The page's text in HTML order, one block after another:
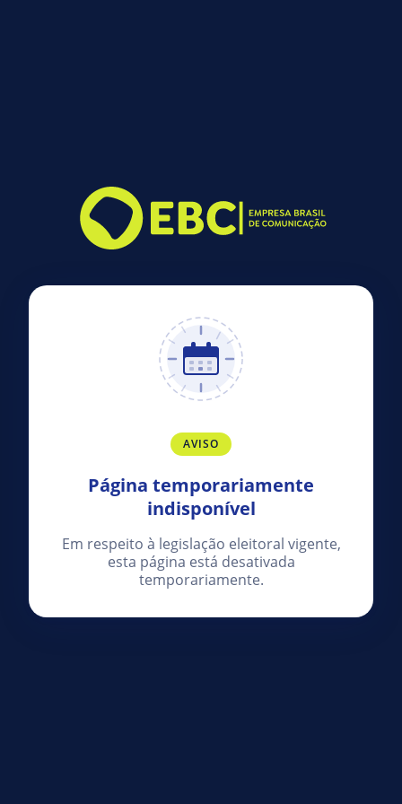
AVISO
Página temporariamente
indisponível
Em respeito à legislação eleitoral vigente,
esta página está desativada
temporariamente.